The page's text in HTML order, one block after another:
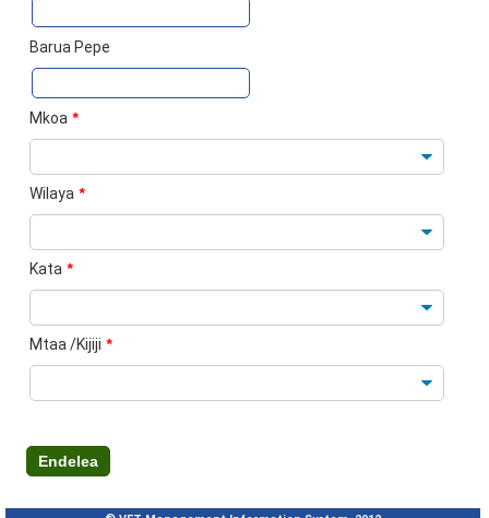
Barua Pepe
Mkoa *
Wilaya *
Kata *
Mtaa /Kijiji *